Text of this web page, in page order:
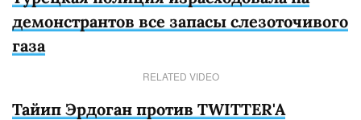
демонстрантов все запасы слезоточивого
газа
RELATED VIDEO
Тайип Эрдоган против TWITTER'A